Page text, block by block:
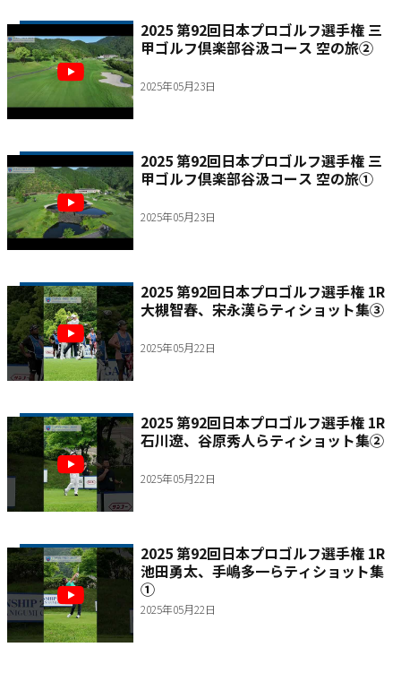
2025 第92回日本プロゴルフ選手権 三
甲ゴルフ倶楽部谷汲コース 空の旅②
2025年05月23日
2025 第92回日本プロゴルフ選手権 三
甲ゴルフ倶楽部谷汲コース 空の旅①
2025年05月23日
2025 第92回日本プロゴルフ選手権 1R
大槻智春、宋永漢らティショット集③
2025年05月22日
2025 第92回日本プロゴルフ選手権 1R
石川遼、谷原秀人らティショット集②
2025年05月22日
2025 第92回日本プロゴルフ選手権 1R
池田勇太、手嶋多一らティショット集
①
2025年05月22日